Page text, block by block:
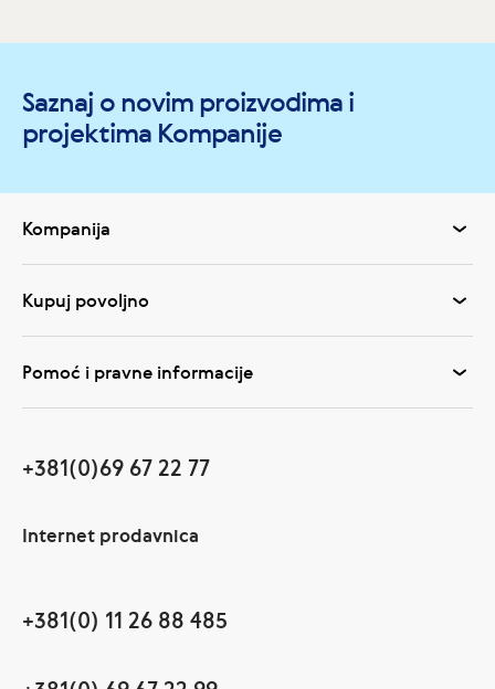
Saznaj o novim proizvodima i
projektima Kompanije
Kompanija
Kupuj povoljno
Pomoć i pravne informacije
+381(0)69 67 22 77
Internet prodavnica
+381(0) 11 26 88 485